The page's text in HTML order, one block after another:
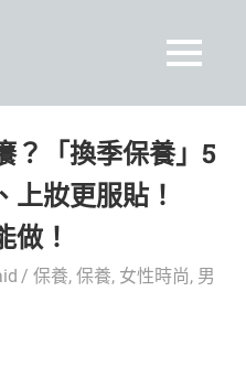
MENU
？「換季保養」5
上妝更服貼！
做！
保養,保養, 女性時尚, 男